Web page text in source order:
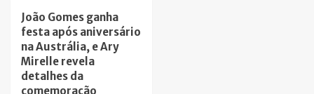
João Gomes ganha
festa após aniversário
na Austrália, e Ary
Mirelle revela
detalhes da
comemoração